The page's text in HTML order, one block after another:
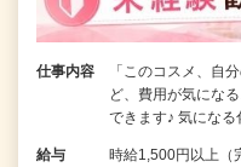
仕事内容
「このコスメ、自
ど、費用が気にな
できます♪ 気にな
給与
時給1,500円以上（